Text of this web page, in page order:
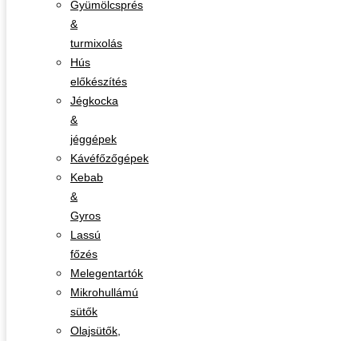
Gyümölcsprés
&
turmixolás
Hús
előkészítés
Jégkocka
&
jéggépek
Kávéfőzőgépek
Kebab
&
Gyros
Lassú
főzés
Melegentartók
Mikrohullámú
sütők
Olajsütők,